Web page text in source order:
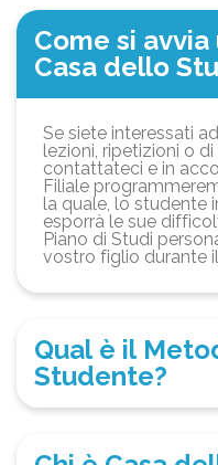
Come si
Casa dello
Se siete interessati
lezioni, ripetizioni o
contattateci e in
Filiale
la quale, lo studente
esporrà le sue
Piano di Studi
vostro figlio durante
Qual è il
Studente?